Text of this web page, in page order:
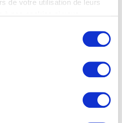
de votre utilisation de leurs